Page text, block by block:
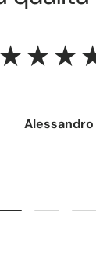
Alessandro
Carica slide 1 di
Carica